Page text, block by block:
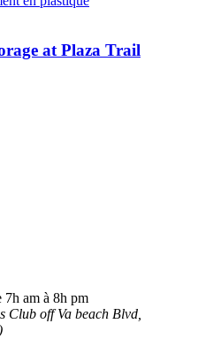
at Plaza Trail
am à 8h pm
Club off Va beach Blvd,